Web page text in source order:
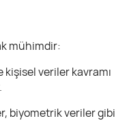
mühimdir:
kişisel veriler kavramı
biyometrik veriler gibi